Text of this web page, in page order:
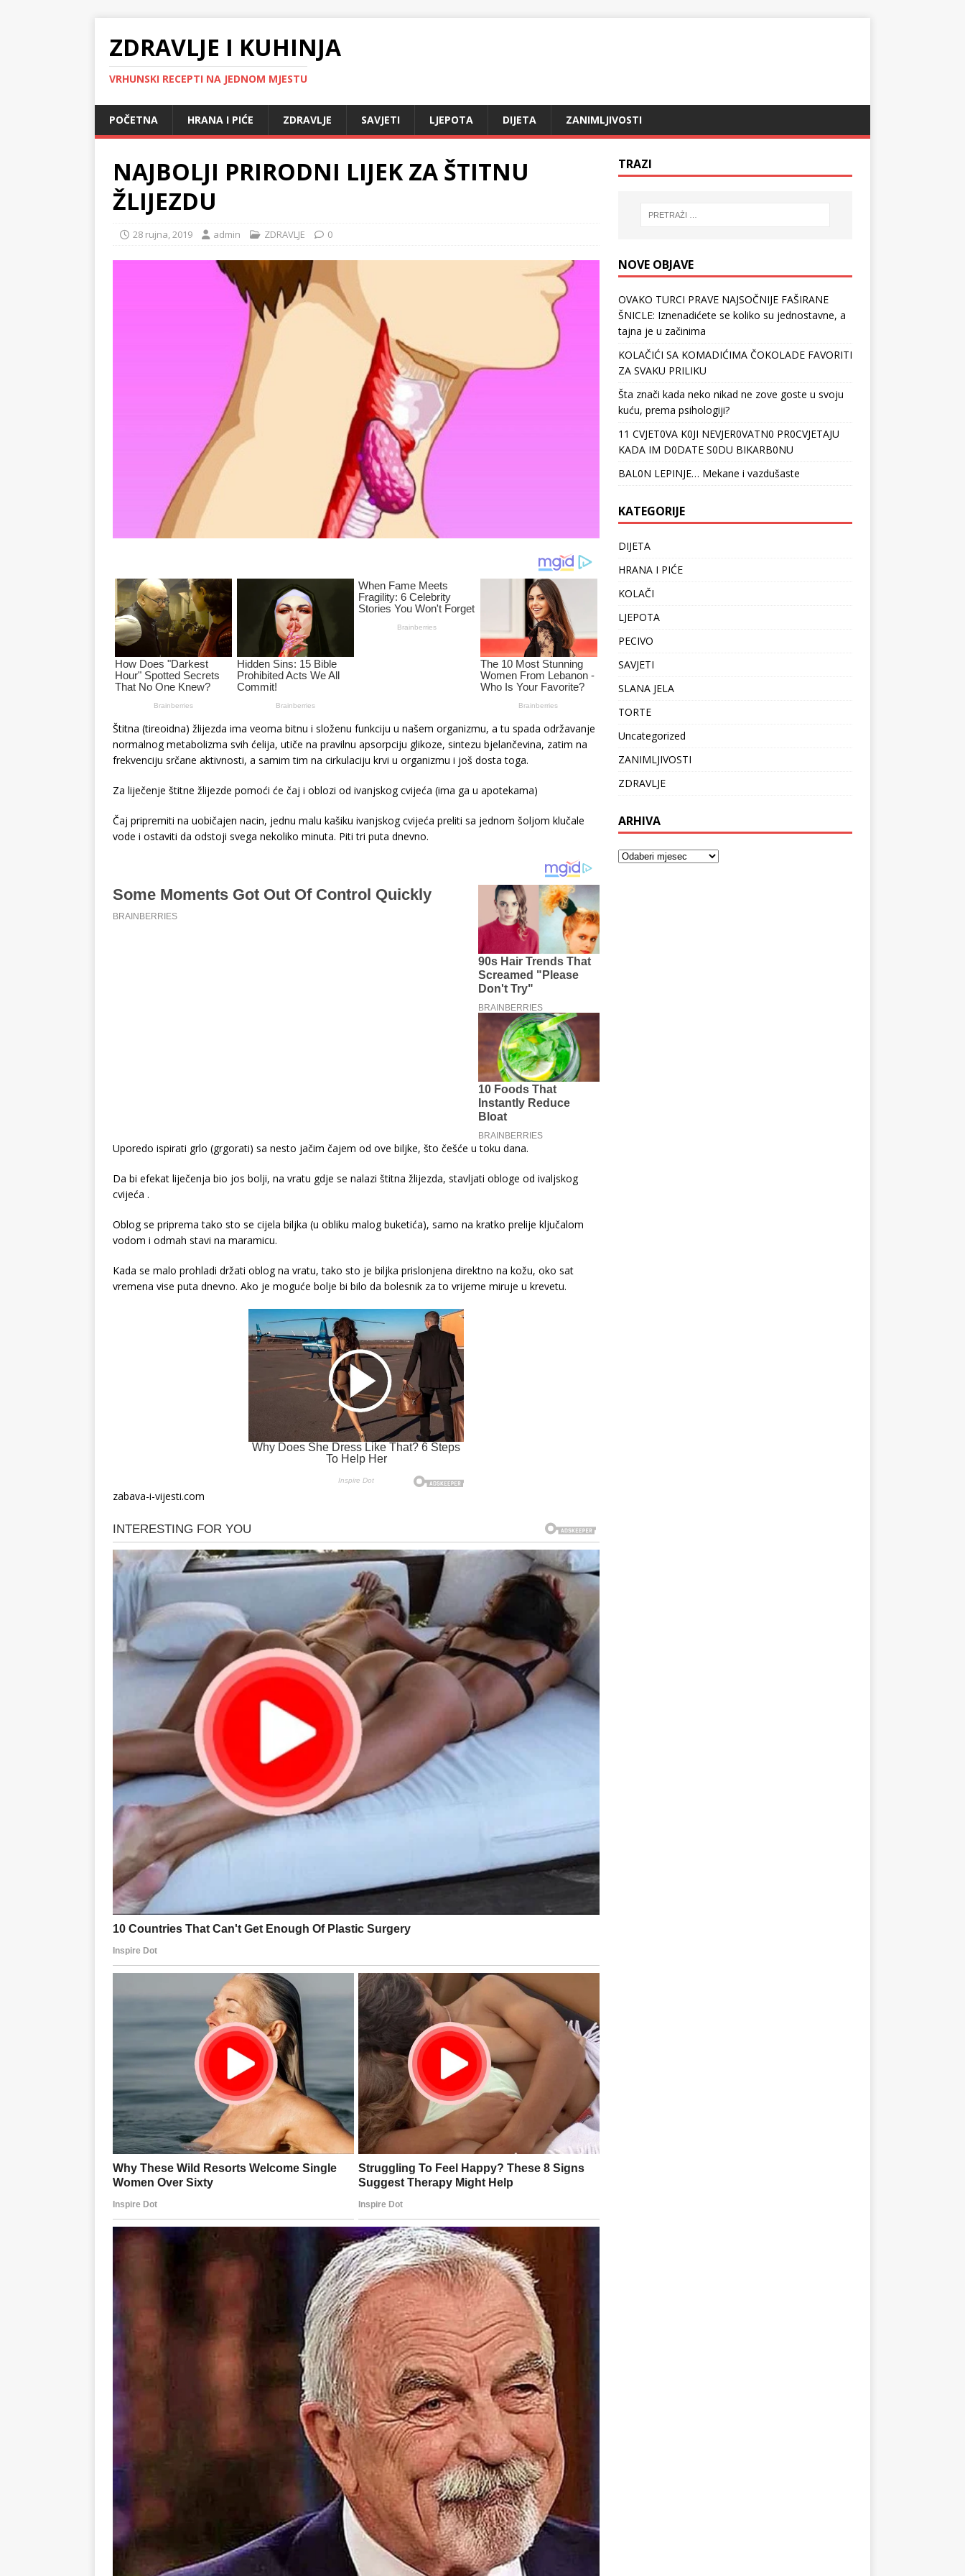
ZDRAVLJE I KUHINJA
VRHUNSKI RECEPTI NA JEDNOM MJESTU
POČETNA HRANA I PIĆE ZDRAVLJE SAVJETI LJEPOTA DIJETA ZANIMLJIVOSTI
NAJBOLJI PRIRODNI LIJEK ZA ŠTITNU
ŽLIJEZDU
28 rujna, 2019 admin ZDRAVLJE 0
Štitna (tireoidna) žlijezda ima veoma bitnu i složenu funkciju u našem organizmu, a tu spada održavanje
normalnog metabolizma svih ćelija, utiče na pravilnu apsorpciju glikoze, sintezu bjelančevina, zatim na
frekvenciju srčane aktivnosti, a samim tim na cirkulaciju krvi u organizmu i još dosta toga.
Za liječenje štitne žlijezde pomoći će čaj i oblozi od ivanjskog cvijeća (ima ga u apotekama)
Čaj pripremiti na uobičajen nacin, jednu malu kašiku ivanjskog cvijeća preliti sa jednom šoljom klučale
vode i ostaviti da odstoji svega nekoliko minuta. Piti tri puta dnevno.
Uporedo ispirati grlo (grgorati) sa nesto jačim čajem od ove biljke, što češće u toku dana.
Da bi efekat liječenja bio jos bolji, na vratu gdje se nalazi štitna žlijezda, stavljati obloge od ivaljskog
cvijeća .
Oblog se priprema tako sto se cijela biljka (u obliku malog buketića), samo na kratko prelije ključalom
vodom i odmah stavi na maramicu.
Kada se malo prohladi držati oblog na vratu, tako sto je biljka prislonjena direktno na kožu, oko sat
vremena vise puta dnevno. Ako je moguće bolje bi bilo da bolesnik za to vrijeme miruje u krevetu.
zabava-i-vijesti.com
TRAZI
NOVE OBJAVE
OVAKO TURCI PRAVE NAJSOČNIJE FAŠIRANE
ŠNICLE: Iznenadićete se koliko su jednostavne, a
tajna je u začinima
KOLAČIĆI SA KOMADIĆIMA ČOKOLADE FAVORITI
ZA SVAKU PRILIKU
Šta znači kada neko nikad ne zove goste u svoju
kuću, prema psihologiji?
11 CVJET0VA K0JI NEVJER0VATN0 PR0CVJETAJU
KADA IM D0DATE S0DU BIKARB0NU
BAL0N LEPINJE… Mekane i vazdušaste
KATEGORIJE
DIJETA
HRANA I PIĆE
KOLAČI
LJEPOTA
PECIVO
SAVJETI
SLANA JELA
TORTE
Uncategorized
ZANIMLJIVOSTI
ZDRAVLJE
ARHIVA